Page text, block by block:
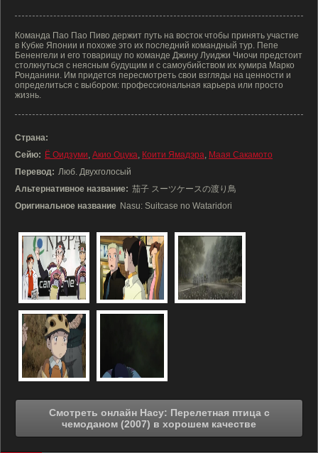
Команда Пао Пао Пиво держит путь на восток чтобы принять участие
в Кубке Японии и похоже это их последний командный тур. Пепе
Бененгели и его товарищу по команде Джину Луиджи Чиочи предстоит
столкнуться с неясным будущим и с самоубийством их кумира Марко
Ронданини. Им придется пересмотреть свои взгляды на ценности и
определиться с выбором: профессиональная карьера или просто
жизнь.
Страна:
Сейю: Ё Оидзуми, Акио Оцука, Коити Ямадэра, Маая Сакамото
Перевод: Люб. Двухголосый
Альтернативное название: 茄子 スーツケースの渡り鳥
Оригинальное название Nasu: Suitcase no Wataridori
Смотреть онлайн Насу: Перелетная птица с
чемоданом (2007) в хорошем качестве